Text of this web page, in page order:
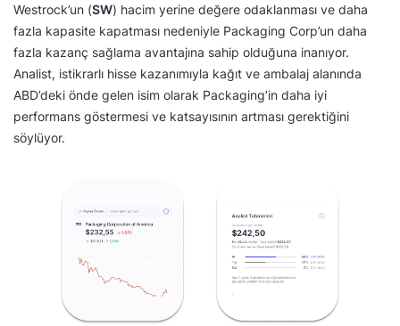
Westrock’un (SW) hacim yerine değere odaklanması ve daha
fazla kapasite kapatması nedeniyle Packaging Corp’un daha
fazla kazanç sağlama avantajına sahip olduğuna inanıyor.
Analist, istikrarlı hisse kazanımıyla kağıt ve ambalaj alanında
ABD’deki önde gelen isim olarak Packaging’in daha iyi
performans göstermesi ve katsayısının artması gerektiğini
söylüyor.